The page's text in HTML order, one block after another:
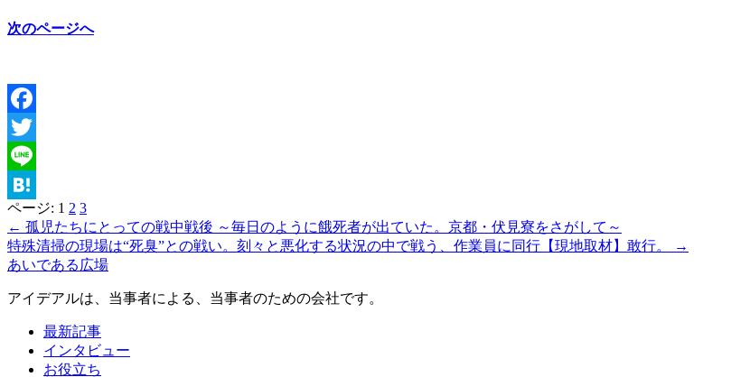
次のページへ
Facebook
Twitter
Line
Hatena
ページ: 1 2 3
← 孤児たちにとっての戦中戦後 ～毎日のように餓死者が出ていた。京都・伏見寮をさがして～
特殊清掃の現場は“死臭”との戦い。刻々と悪化する状況の中で戦う、作業員に同行【現地取材】敢行。 →
あいである広場
アイデアルは、当事者による、当事者のための会社です。
最新記事
インタビュー
お役立ち